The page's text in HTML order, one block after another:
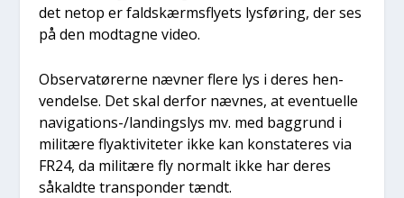
det net­op er faldskærms­fly­ets lys­fø­ring, der ses
på den mod­tag­ne video.
Obser­va­tø­rer­ne næv­ner fle­re lys i deres hen­
ven­del­se. Det skal der­for næv­nes, at even­tu­el­le
navi­ga­tions-/lan­dings­lys mv. med bag­grund i
mili­tæ­re fly­ak­ti­vi­te­ter ikke kan kon­sta­te­res via
FR24, da mili­tæ­re fly nor­malt ikke har deres
såkald­te trans­pon­der tændt.